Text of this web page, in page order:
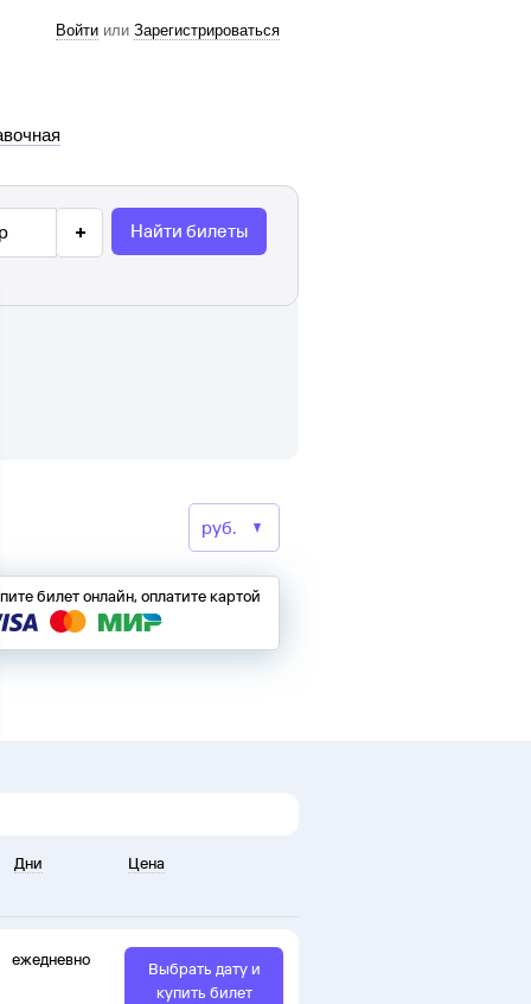
Войти или Зарегистрироваться
Найти билеты
билет онлайн, оплатите картой
Дни Цена
ежедневно
Выбрать дату и
купить билет